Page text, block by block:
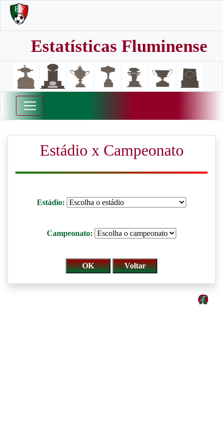
Estatísticas Fluminense
Estádio x Campeonato
Estádio:
Campeonato: